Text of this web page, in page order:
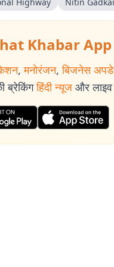
Khabar App
, मनोरंजन, बिजनेस
ब्रेकिंग हिंदी न्यूज और